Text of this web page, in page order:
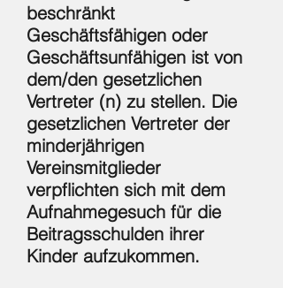
beschränkt
Geschäftsfähigen oder
Geschäftsunfähigen ist von
dem/den gesetzlichen
Vertreter (n) zu stellen. Die
gesetzlichen Vertreter der
minderjährigen
Vereinsmitglieder
verpflichten sich mit dem
Aufnahmegesuch für die
Beitragsschulden ihrer
Kinder aufzukommen.